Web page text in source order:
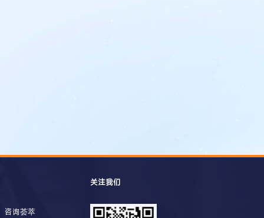
咨询荟萃
关注我们